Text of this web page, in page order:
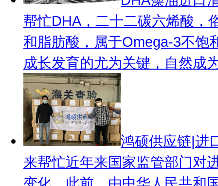
帮忙DHA，二十二碳六烯酸，
和脂肪酸，属于Omega-3不饱
成长发育的尤为关键，自然成
鸿硕供应链|进
来帮忙近年来国家监管部门对
变化。此前，由中华人民共和